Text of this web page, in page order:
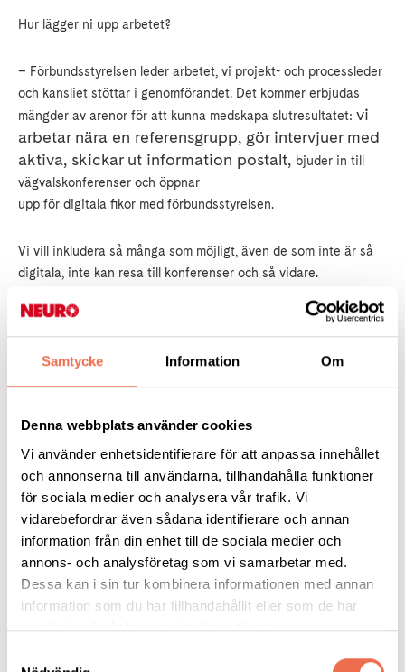
Samtycke Information Om
Denna webbplats använder cookies
Vi använder enhetsidentifierare för att anpassa innehållet
och annonserna till användarna, tillhandahålla funktioner
för sociala medier och analysera vår trafik. Vi
vidarebefordrar även sådana identifierare och annan
information från din enhet till de sociala medier och
annons- och analysföretag som vi samarbetar med.
Dessa kan i sin tur kombinera informationen med annan
information som du har tillhandahållit eller som de har
samlat in när du har använt deras tjänster.
Hur lägger ni upp arbetet?
– Förbundsstyrelsen leder arbetet, vi projekt- och processleder
och kansliet stöttar i genomförandet. Det kommer erbjudas
mängder av arenor för att kunna medskapa slutresultatet: vi
arbetar nära en referensgrupp, gör intervjuer med
aktiva, skickar ut information postalt, bjuder in till
vägvalskonferenser och öppnar
upp för digitala fikor med förbundsstyrelsen.
Vi vill inkludera så många som möjligt, även de som inte är så
digitala, inte kan resa till konferenser och så vidare.
Vilka involveras?
– Främst förtroendevalda i föreningslivet, men alla medlemmar
kommer få möjlighet att tycka till. Det finns många som inte är
När ska ni vara klara?
– I maj lägger vi fram vår slutliga rekommendation. Den kommer
sedan att utgöra underlag för en extra kongress i september.
Sen återstår ju görandet i praktiken, så för förbundet är det en
flerårig resa.
– Mejla oss eller dyk upp på konferenser och mötesplatser. På